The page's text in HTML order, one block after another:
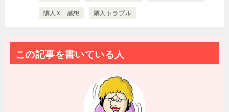
隣人X 感想 隣人トラブル
この記事を書いている人